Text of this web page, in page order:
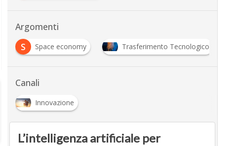
Argomenti
S Space economy Trasferimento Tecnologico
Canali
Innovazione
L’intelligenza artificiale per